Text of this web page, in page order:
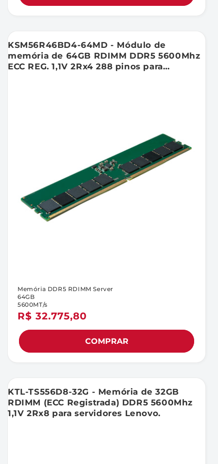
KSM56R46BD4-64MD - Módulo de
memória de 64GB RDIMM DDR5 5600Mhz
ECC REG. 1,1V 2Rx4 288 pinos para
Preço
normal
R$ 32.775,80
Memória DDR5 RDIMM Server
64GB
5600MT/s
COMPRAR
KTL-TS556D8-32G - Memória de 32GB
RDIMM (ECC Registrada) DDR5 5600Mhz
1,1V 2Rx8 para servidores Lenovo.